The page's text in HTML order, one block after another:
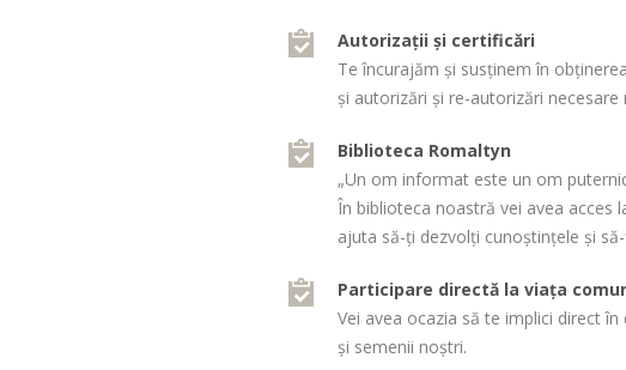
Autorizații și certificări
Te încurajăm și susținem în
și autorizări și re-autorizări necesare
Biblioteca Romaltyn
„Un om informat este un om
În biblioteca noastră vei avea acces
ajuta să-ți dezvolți cunoștințele și
Participare directă la viața
Vei avea ocazia să te implici direct
și semenii noștri.